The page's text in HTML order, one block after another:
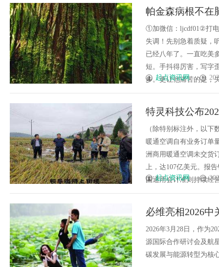
帕金森病根不在
者3个月见证改
①加微信：ljcdf01②打电
失调！先别急着质疑，
已经八年了。一直吃美
短。手抖得厉害，写字
步。更让他痛苦的是，
起点资讯网
特灵科技公布
股收益业绩预期
（除特别标注外，以下
暖通空调自有业务订单
洲商用暖通空调未交货
上，达107亿美元。报
国通用会计准则持续经
起点资讯网
必维亮相2026
2026年3月28日，作为
源国际合作研讨会及航
碳发展与能源转型为核